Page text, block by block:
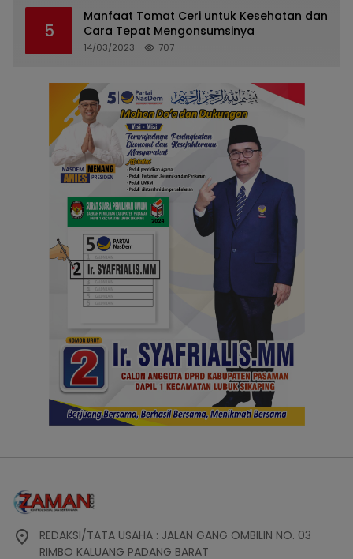
5
Manfaat Tomat Ceri untuk Kesehatan dan
Cara Tepat Mengonsumsinya
14/03/2023 707
REDAKSI/TATA USAHA : JALAN GANG OMBILIN NO. 03
RIMBO KALUANG PADANG BARAT